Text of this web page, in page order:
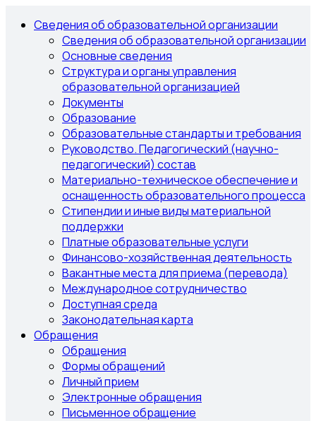
Сведения об образовательной организации
Сведения об образовательной организации
Основные сведения
Структура и органы управления
образовательной организацией
Документы
Образование
Образовательные стандарты и требования
Руководство. Педагогический (научно-
педагогический) состав
Материально-техническое обеспечение и
оснащенность образовательного процесса
Стипендии и иные виды материальной
поддержки
Платные образовательные услуги
Финансово-хозяйственная деятельность
Вакантные места для приема (перевода)
Международное сотрудничество
Доступная среда
Законодательная карта
Обращения
Обращения
Формы обращений
Личный прием
Электронные обращения
Письменное обращение